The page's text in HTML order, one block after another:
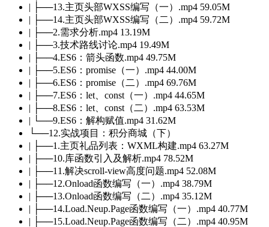
| ├──13.主页头部WXSS编写（一）.mp4 59.05M
| ├──14.主页头部WXSS编写（二）.mp4 59.72M
| ├──2.需求分析.mp4 13.19M
| ├──3.技术路线讨论.mp4 19.49M
| ├──4.ES6：箭头函数.mp4 49.75M
| ├──5.ES6：promise（一）.mp4 44.00M
| ├──6.ES6：promise（二）.mp4 69.76M
| ├──7.ES6：let、const（一）.mp4 44.65M
| ├──8.ES6：let、const（二）.mp4 63.53M
| └──9.ES6：解构赋值.mp4 31.62M
└──12.实战项目：积分商城（下）
| ├──1.主页礼品列表：WXML构建.mp4 63.27M
| ├──10.库函数引入及解析.mp4 78.52M
| ├──11.解决scroll-view高度问题.mp4 52.08M
| ├──12.Onload函数编写（一）.mp4 38.79M
| ├──13.Onload函数编写（二）.mp4 35.12M
| ├──14.Load.Neup.Page函数编写（一）.mp4 40.77M
| ├──15.Load.Neup.Page函数编写（二）.mp4 40.95M